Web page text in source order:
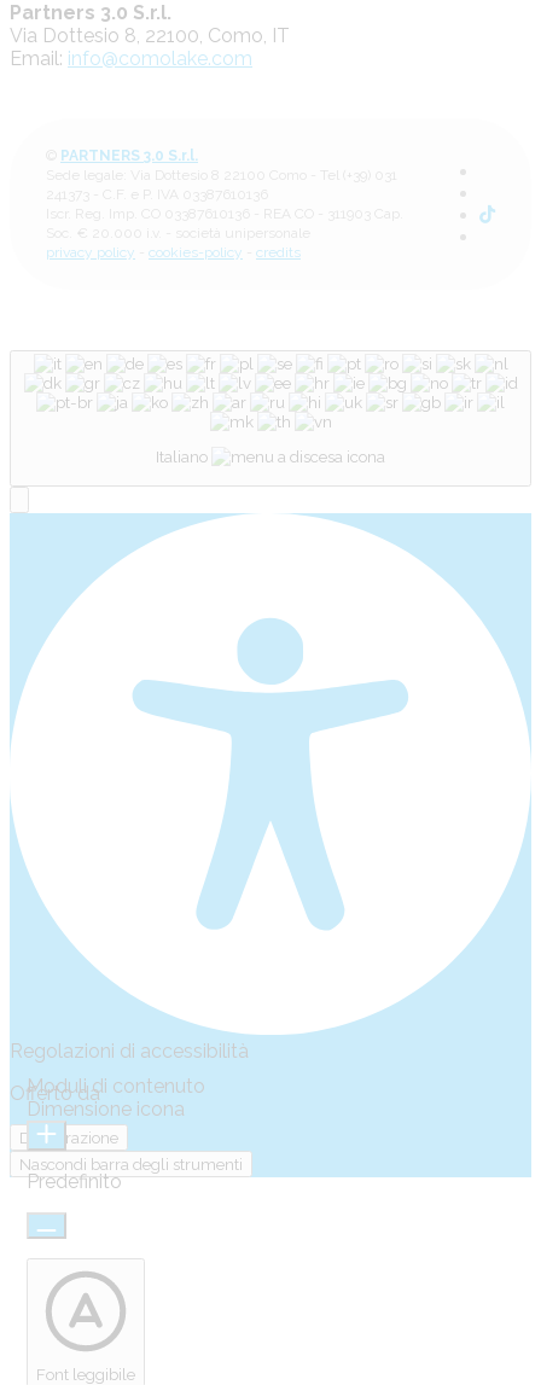
Partners 3.0 S.r.l.
Via Dottesio 8, 22100, Como, IT
Email: info@comolake.com
PARTNERS 3.0 S.r.l.
Sede legale: Via Dottesio 8 22100 Como - Tel (+39) 031
241373 - C.F. e P. IVA 03387610136
Iscr. Reg. Imp. CO 03387610136 - REA CO - 311903 Cap.
Soc. € 20.000 i.v. - società unipersonale
privacy policy
cookies-policy credits
Italiano
Regolazioni di accessibilità
Offerto daOneTap
Dichiarazione
Nascondi barra degli strumenti
Moduli di contenuto
Dimensione icona
Predefinito
Font leggibile